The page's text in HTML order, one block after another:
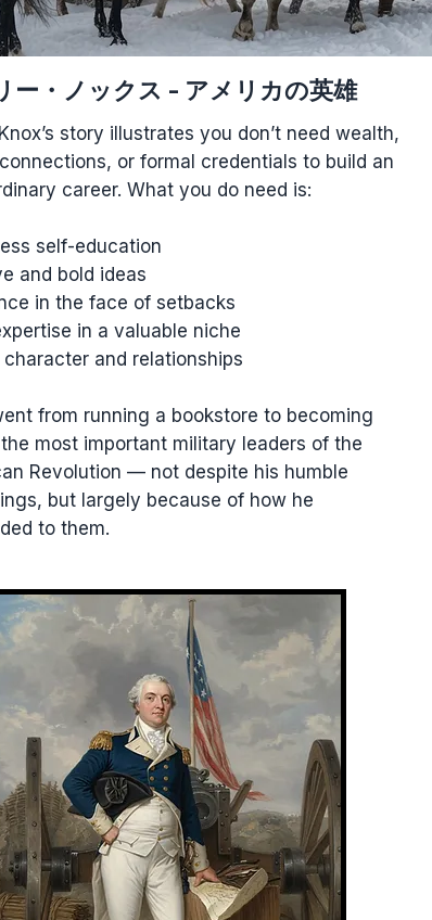
ー・ノックス - アメリカの英雄
story illustrates you don’t need wealth,
or formal credentials to build an
career. What you do need is:
self-education
and bold ideas
in the face of setbacks
in a valuable niche
and relationships
from running a bookstore to becoming
most important military leaders of the
Revolution — not despite his humble
but largely because of how he
to them.